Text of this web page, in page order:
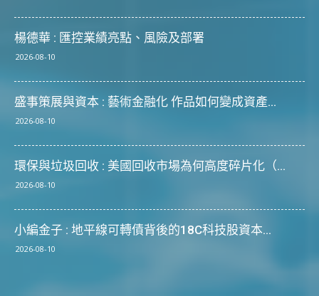
楊德華 : 匯控業績亮點、風險及部署
2026-08-10
盛事策展與資本 : 藝術金融化 作品如何變成資產...
2026-08-10
環保與垃圾回收 : 美國回收市場為何高度碎片化（...
2026-08-10
小編金子 : 地平線可轉債背後的18C科技股資本...
2026-08-10